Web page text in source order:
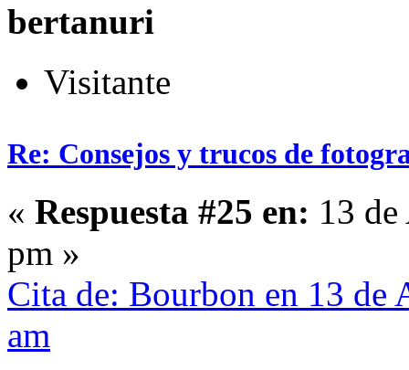
bertanuri
Visitante
Re: Consejos y trucos de
« Respuesta #25 en: 13
pm »
Cita de: Bourbon en 13 de
am